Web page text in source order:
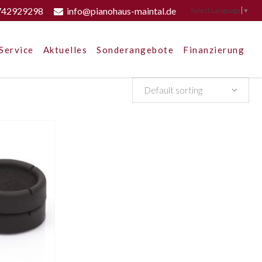
info@pianohaus-maintal.de Select Language ▼
Aktuelles Sonderangebote Finanzierung
Default sorting